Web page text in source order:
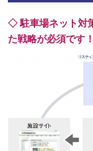
◇ 駐車場ネット対
た戦略が必須です！